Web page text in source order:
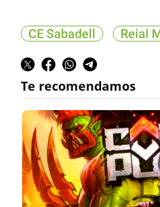
CE Sabadell Reial